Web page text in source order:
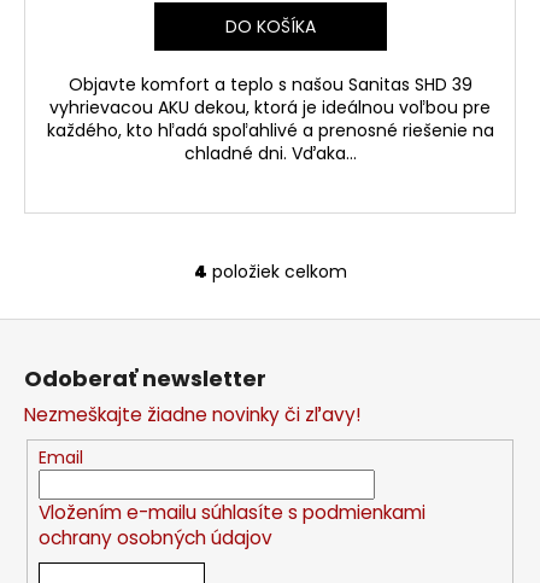
DO KOŠÍKA
Objavte komfort a teplo s našou Sanitas SHD 39
vyhrievacou AKU dekou, ktorá je ideálnou voľbou pre
každého, kto hľadá spoľahlivé a prenosné riešenie na
chladné dni. Vďaka...
O
v
a
c
i
e
p
r
4 položiek celkom
Z
Odoberať newsletter
Nezmeškajte žiadne novinky či zľavy!
Email
Vložením e-mailu súhlasíte s podmienkami
ochrany osobných údajov